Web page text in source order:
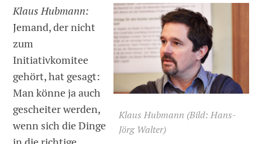
Klaus Hubmann (Bild: Hans-
Jörg Walter)
Klaus Hubmann:
Jemand, der nicht
zum
Initiativkomitee
gehört, hat gesagt:
Man könne ja auch
gescheiter werden,
wenn sich die Dinge